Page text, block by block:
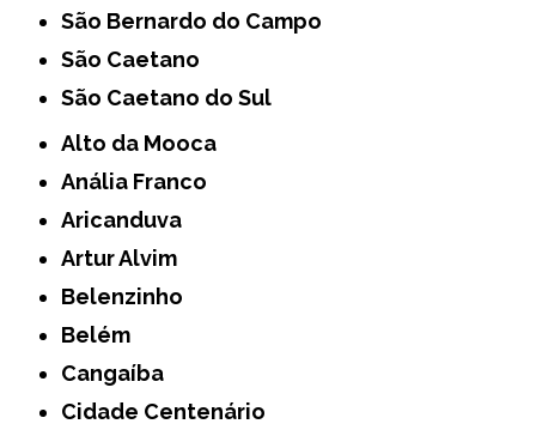
São Bernardo do Campo
São Caetano
São Caetano do Sul
Alto da Mooca
Anália Franco
Aricanduva
Artur Alvim
Belenzinho
Belém
Cangaíba
Cidade Centenário